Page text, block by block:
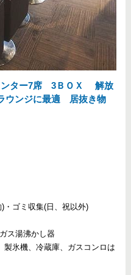
ンター7席 3ＢＯＸ 解放
ンジに最適 居抜き物
・ゴミ収集(日、祝以外)
ス湯沸かし器
製氷機、冷蔵庫、ガスコンロは